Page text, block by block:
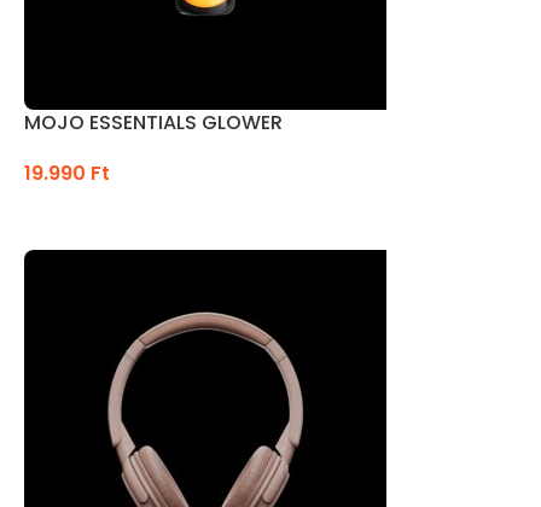
MOJO ESSENTIALS GLOWER
19.990 Ft